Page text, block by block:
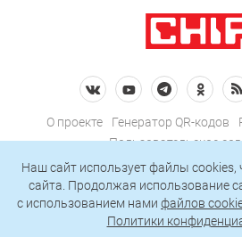
О проекте Генератор QR-кодов
Пользовательское
Политика
Подписаться на
Наш сайт использует файлы cookies,
сайта. Продолжая использование
c использованием нами файлов
Политики